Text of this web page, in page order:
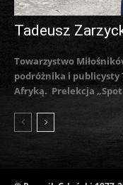
Tadeusz
Towarzystwo
podróżnika i publicysty
Afryką. Prelekcja